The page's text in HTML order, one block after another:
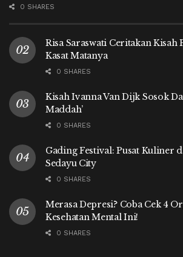
0 SHARES
Risa Saraswati Ceritakan Kisah
Kasat Matanya
0 SHARES
Kisah Ivanna Van Dijk Sosok
Maddah’
0 SHARES
Gading Festival: Pusat Kuliner
Sedayu City
0 SHARES
Merasa Depresi? Coba Cek 4
Kesehatan Mental Ini!
0 SHARES